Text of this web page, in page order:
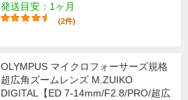
発送目安：1ヶ月
(2件)
OLYMPUS マイクロフォーサーズ規格
超広角ズームレンズ M.ZUIKO
DIGITAL【ED 7-14mm/F2.8/PRO/超広